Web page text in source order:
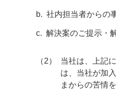
b. 社内担当者からの
c. 解決案のご提示・
（2）
当社は、上記
は、当社が加
まからの苦情